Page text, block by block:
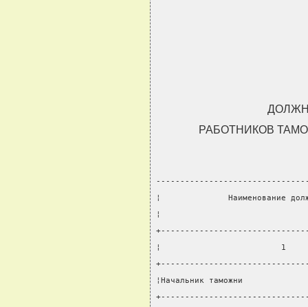
РАБОТНИКОВ
¦              Наименование
¦
¦                         1
¦Начальник таможни